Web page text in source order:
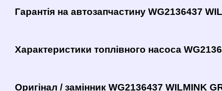
Гарантія на автозапчастину WG2136437
Характеристики топлівного насоса
Оригінал / замінник WG2136437 WILMINK